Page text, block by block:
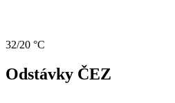
32/20 °C
Odstávky ČEZ